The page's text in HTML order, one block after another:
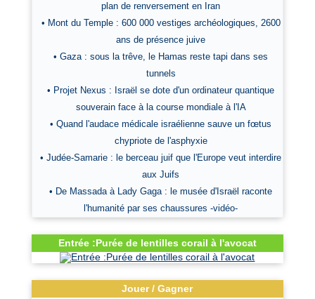
plan de renversement en Iran
• Mont du Temple : 600 000 vestiges archéologiques, 2600
ans de présence juive
• Gaza : sous la trêve, le Hamas reste tapi dans ses
tunnels
• Projet Nexus : Israël se dote d'un ordinateur quantique
souverain face à la course mondiale à l'IA
• Quand l'audace médicale israélienne sauve un fœtus
chypriote de l'asphyxie
• Judée-Samarie : le berceau juif que l'Europe veut interdire
aux Juifs
• De Massada à Lady Gaga : le musée d'Israël raconte
l'humanité par ses chaussures -vidéo-
Entrée :Purée de lentilles corail à l'avocat
Jouer / Gagner